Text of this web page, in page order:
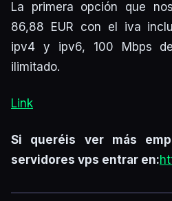
La primera opción que
86,88 EUR con el iva
ipv4 y ipv6, 100 Mbps
ilimitado.
Link
Si queréis ver más
servidores vps entrar en: